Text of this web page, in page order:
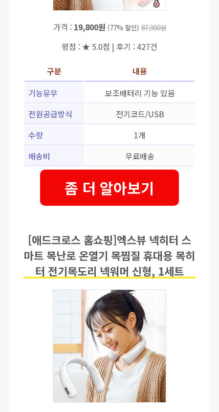
가격 : 19,800원 (77% 할인) 87,900원
평점 : ★ 5.0점 | 후기 : 427건
구분
내용
기능유무
보조배터리 기능 있음
전원공급방식
전기코드/USB
수량
1개
배송비
무료배송
좀 더 알아보기
[애드크로스 홈쇼핑]엑스뷰 넥히터 스
마트 목난로 온열기 목찜질 휴대용 목히
터 전기목도리 넥워머 신형, 1세트